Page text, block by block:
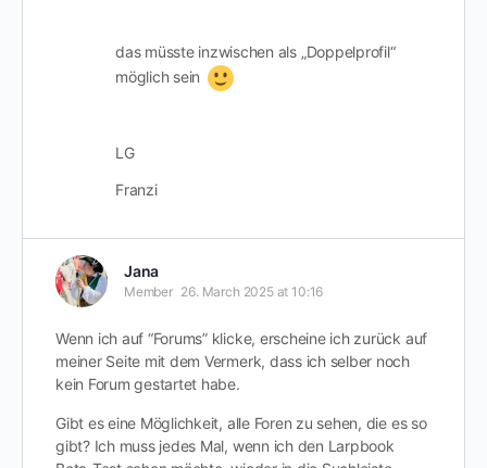
das müsste inzwischen als „Doppelprofil“
möglich sein
LG
Franzi
Jana
Member 26. March 2025 at 10:16
Wenn ich auf “Forums” klicke, erscheine ich zurück auf
meiner Seite mit dem Vermerk, dass ich selber noch
kein Forum gestartet habe.
Gibt es eine Möglichkeit, alle Foren zu sehen, die es so
gibt? Ich muss jedes Mal, wenn ich den Larpbook